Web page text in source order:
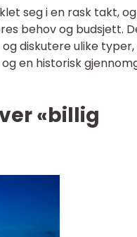
seg i en rask takt,
behov og budsjett.
diskutere ulike typer,
en historisk
«billig